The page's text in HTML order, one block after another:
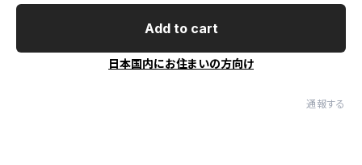
Add to cart
日本国内にお住まいの方向け
通報する